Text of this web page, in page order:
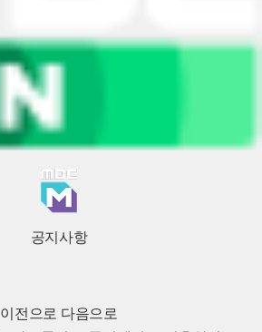
공지사항
이전으로 다음으로